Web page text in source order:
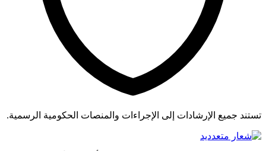
تستند جميع الإرشادات إلى الإجراءات والمنصات الحكومية الرسمية.